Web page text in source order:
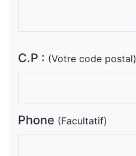
C.P : (Votre code postal)
Phone (Facultatif)